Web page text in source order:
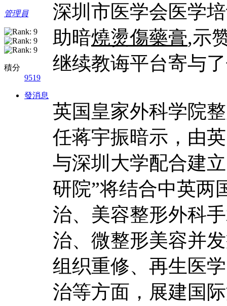
管理員
積分
9519
發消息
深圳市医学会医学
助暗燒燙傷藥膏,示
继续教诲平台寄与
英国皇家外科学院
任蒋宇振暗示，由
与深圳大学配合建
研院”将结合中英两
治、美容整形外科
治、微整形美容并
组织重修、再生医
治等方面，展建国